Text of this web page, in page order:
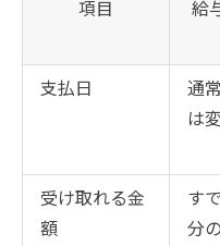
項目
給
支払日
通
は
受け取れる金
額
す
分